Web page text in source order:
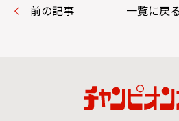
前の記事 一覧に戻る